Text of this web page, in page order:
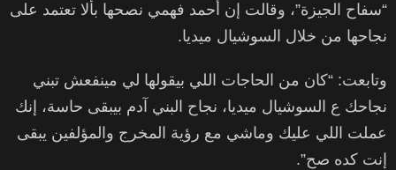
“سفاح الجيزة”، وقالت إن أحمد فهمي نصحها بألا تعتمد على
نجاحها من خلال السوشيال ميديا.
وتابعت: “كان من الحاجات اللي بيقولها لي مينفعش تبني
نجاحك ع السوشيال ميديا، نجاح البني آدم بيبقى حاسة، إنك
عملت اللي عليك وماشي مع رؤية المخرج والمؤلفين يبقى
إنت كده صح”.